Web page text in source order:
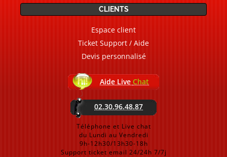
CLIENTS
Espace client
Ticket Support / Aide
Devis personnalisé
Aide Live Chat
02.30.96.48.87
Téléphone et Live chat
du Lundi au Vendredi
9h-12h30/13h30-18h
Support ticket email 24/24h 7/7j